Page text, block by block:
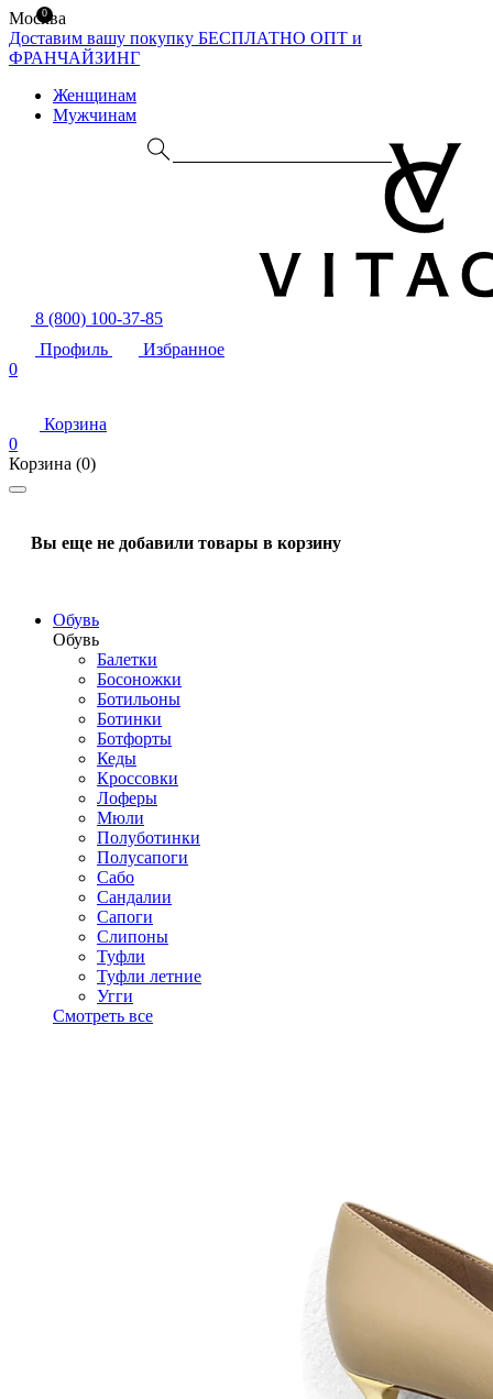
Москва
Доставим вашу покупку БЕСПЛАТНО ОПТ и
ФРАНЧАЙЗИНГ
Женщинам
Мужчинам
8 (800) 100-37-85
Профиль
Избранное
0
Корзина
0
Корзина (0)
Вы еще не добавили товары в корзину
Обувь
Обувь
Балетки
Босоножки
Ботильоны
Ботинки
Ботфорты
Кеды
Кроссовки
Лоферы
Мюли
Полуботинки
Полусапоги
Сабо
Сандалии
Сапоги
Слипоны
Туфли
Туфли летние
Угги
Смотреть все
0